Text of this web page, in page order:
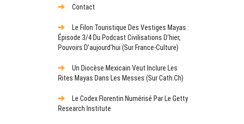
Contact
Le Filon Touristique Des Vestiges Mayas :
Épisode 3/4 Du Podcast Civilisations D’hier,
Pouvoirs D’aujourd’hui (sur France-Culture)
Un Diocèse Mexicain Veut Inclure Les
Rites Mayas Dans Les Messes (sur Cath.ch)
Le Codex Florentin Numérisé Par Le Getty
Research Institute